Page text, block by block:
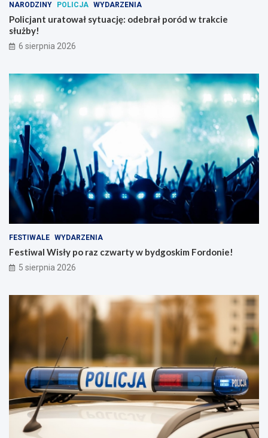
NARODZINY POLICJA WYDARZENIA
Policjant uratował sytuację: odebrał poród w trakcie
służby!
6 sierpnia 2026
FESTIWALE WYDARZENIA
Festiwal Wisły po raz czwarty w bydgoskim Fordonie!
5 sierpnia 2026